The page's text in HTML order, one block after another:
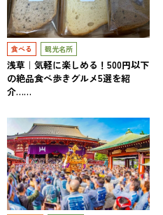
食べる 観光名所
浅草｜気軽に楽しめる！500円以下
の絶品食べ歩きグルメ5選を紹
介……